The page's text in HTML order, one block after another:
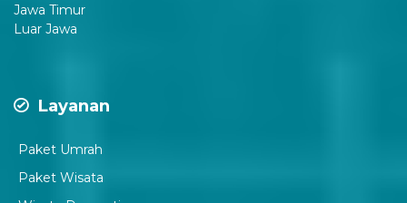
Jawa Timur
Luar Jawa
Layanan
Paket Umrah
Paket Wisata